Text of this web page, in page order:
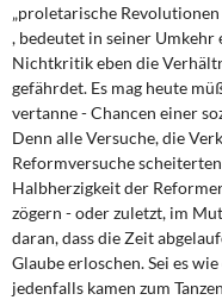
„proletarische
, bedeutet in seiner Umkehr
Nichtkritik eben die
gefährdet. Es mag heute
vertanne - Chancen einer
Denn alle Versuche, die
Reformversuche
Halbherzigkeit der
zögern - oder zuletzt, im
daran, dass die Zeit
Glaube erloschen. Sei es
jedenfalls kamen zum